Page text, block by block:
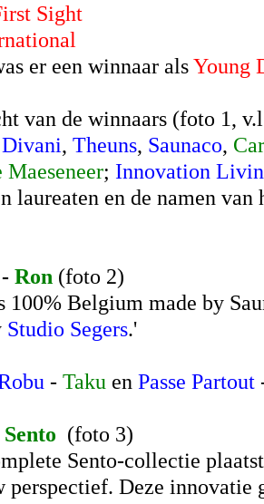
Sight
er een winnaar alsYoung
van de winnaars (foto 1,
, Theuns, Saunaco,
Maeseneer; Innovation
laureaten en de namen van
- Ron (foto 2)
100% Belgium made by
Studio Segers.'
- Taku en Passe Partout
Sento (foto 3)
Sento-collectie
perspectief. Deze innovatie